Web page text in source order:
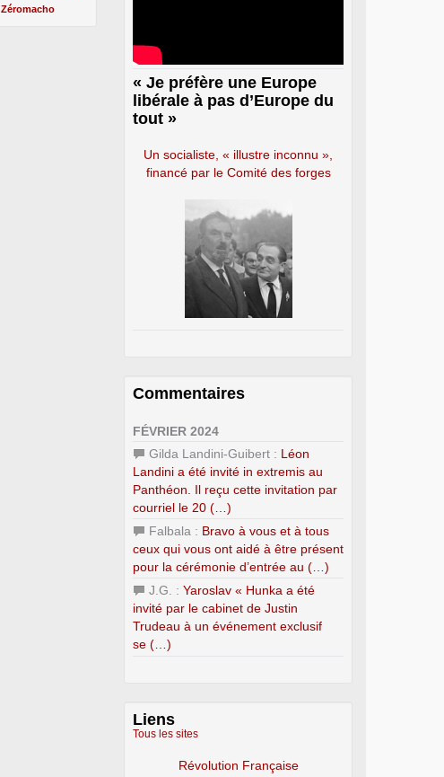
Zéromacho
« Je préfère une Europe
libérale à pas d’Europe du
tout »
Un socialiste, « illustre inconnu »,
financé par le Comité des forges
Commentaires
FÉVRIER 2024
Gilda Landini-Guibert : Léon
Landini a été invité in extremis au
Panthéon. Il reçu cette invitation par
courriel le 20 (…)
Falbala : Bravo à vous et à tous
ceux qui vous ont aidé à être présent
pour la cérémonie d’entrée au (…)
J.G. : Yaroslav « Hunka a été
invité par le cabinet de Justin
Trudeau à un événement exclusif
se (…)
Liens
Tous les sites
Révolution Française